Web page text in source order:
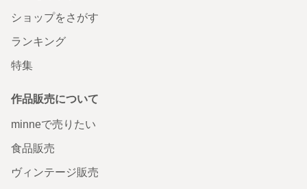
ショップをさがす
ランキング
特集
作品販売について
minneで売りたい
食品販売
ヴィンテージ販売